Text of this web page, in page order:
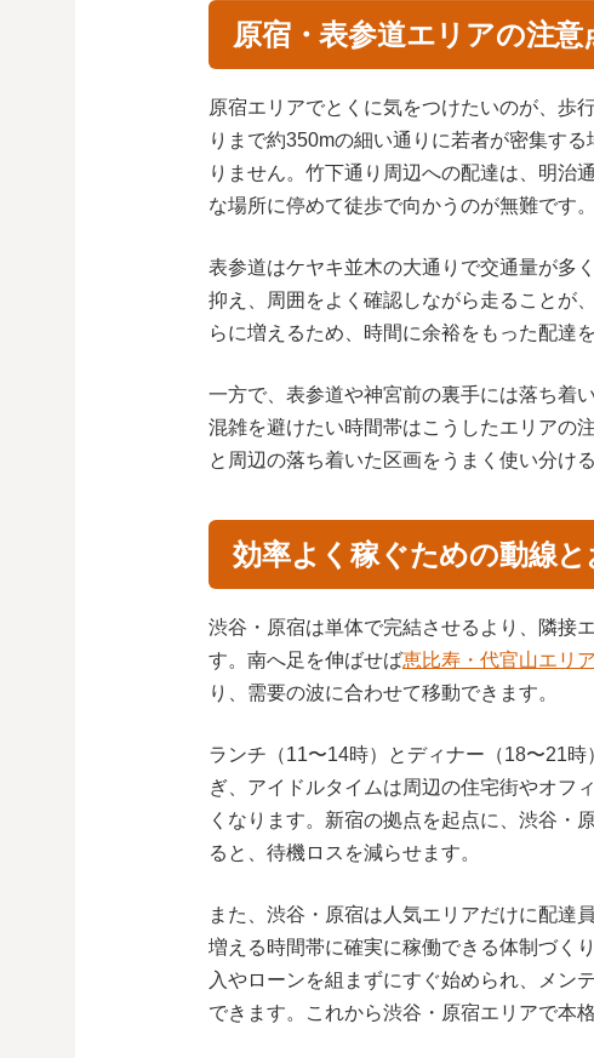
原宿・表参道エリアの注意
原宿エリアでとくに気をつけたいのが、歩
りまで約350mの細い通りに若者が密集す
りません。竹下通り周辺への配達は、明治
な場所に停めて徒歩で向かうのが無難です。
表参道はケヤキ並木の大通りで交通量が多
抑え、周囲をよく確認しながら走ることが
らに増えるため、時間に余裕をもった配達
一方で、表参道や神宮前の裏手には落ち着
混雑を避けたい時間帯はこうしたエリアの
と周辺の落ち着いた区画をうまく使い分け
効率よく稼ぐための動線
渋谷・原宿は単体で完結させるより、隣接
す。南へ足を伸ばせば恵比寿・代官山エリア
り、需要の波に合わせて移動できます。
ランチ（11〜14時）とディナー（18〜21
ぎ、アイドルタイムは周辺の住宅街やオフ
くなります。新宿の拠点を起点に、渋谷・
ると、待機ロスを減らせます。
また、渋谷・原宿は人気エリアだけに配達
増える時間帯に確実に稼働できる体制づく
入やローンを組まずにすぐ始められ、メン
できます。これから渋谷・原宿エリアで本